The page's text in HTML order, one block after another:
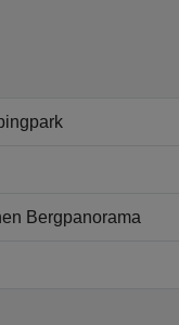
Bergpanorama